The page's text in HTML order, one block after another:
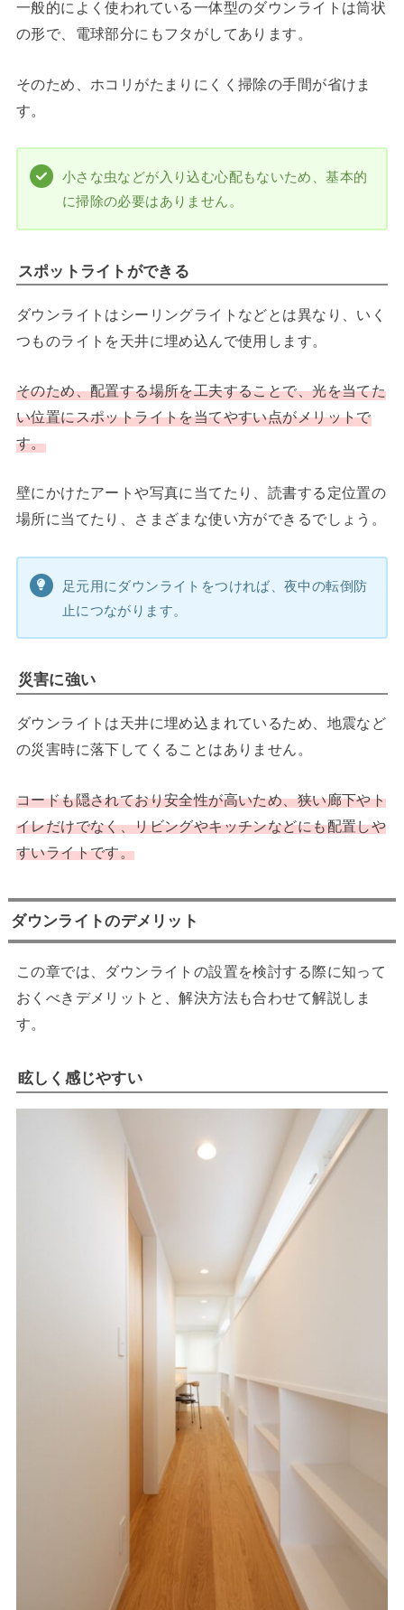
一般的によく使われている一体型のダウンライトは筒状
の形で、電球部分にもフタがしてあります。
そのため、ホコリがたまりにくく掃除の手間が省けま
す。
小さな虫などが入り込む心配もないため、基本的
に掃除の必要はありません。
スポットライトができる
ダウンライトはシーリングライトなどとは異なり、いく
つものライトを天井に埋め込んで使用します。
そのため、配置する場所を工夫することで、光を当てた
い位置にスポットライトを当てやすい点がメリットで
す。
壁にかけたアートや写真に当てたり、読書する定位置の
場所に当てたり、さまざまな使い方ができるでしょう。
足元用にダウンライトをつければ、夜中の転倒防
止につながります。
災害に強い
ダウンライトは天井に埋め込まれているため、地震など
の災害時に落下してくることはありません。
コードも隠されており安全性が高いため、狭い廊下やト
イレだけでなく、リビングやキッチンなどにも配置しや
すいライトです。
ダウンライトのデメリット
この章では、ダウンライトの設置を検討する際に知って
おくべきデメリットと、解決方法も合わせて解説しま
す。
眩しく感じやすい